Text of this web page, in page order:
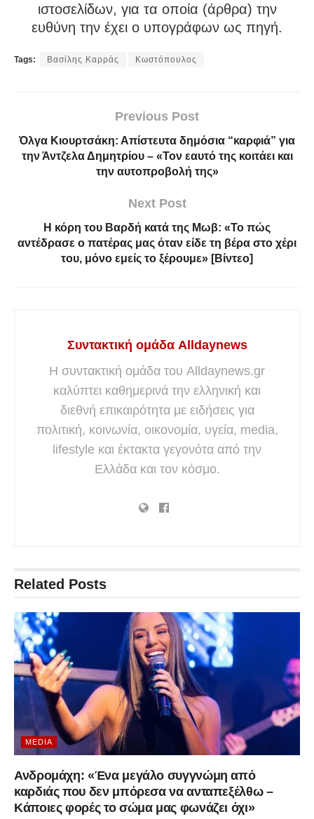
ιστοσελίδων, για τα οποία (άρθρα) την
ευθύνη την έχει ο υπογράφων ως πηγή.
Tags: Βασίλης Καρράς Κωστόπουλος
Previous Post
Όλγα Κιουρτσάκη: Απίστευτα δημόσια “καρφιά” για
την Άντζελα Δημητρίου – «Τον εαυτό της κοιτάει και
την αυτοπροβολή της»
Next Post
Η κόρη του Βαρδή κατά της Μωβ: «Το πώς
αντέδρασε ο πατέρας μας όταν είδε τη βέρα στο χέρι
του, μόνο εμείς το ξέρουμε» [Βίντεο]
Συντακτική ομάδα Alldaynews
Η συντακτική ομάδα του Alldaynews.gr
καλύπτει καθημερινά την ελληνική και
διεθνή επικαιρότητα με ειδήσεις για
πολιτική, κοινωνία, οικονομία, υγεία, media,
lifestyle και έκτακτα γεγονότα από την
Ελλάδα και τον κόσμο.
Related Posts
MEDIA
Ανδρομάχη: «Ένα μεγάλο συγγνώμη από
καρδιάς που δεν μπόρεσα να ανταπεξέλθω –
Κάποιες φορές το σώμα μας φωνάζει όχι»